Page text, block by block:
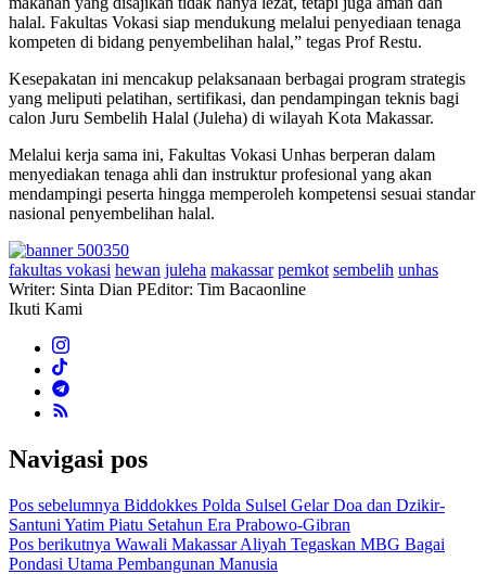
halal. Fakultas Vokasi siap mendukung melalui penyediaan tenaga
kompeten di bidang penyembelihan halal,” tegas Prof Restu.
Kesepakatan ini mencakup pelaksanaan berbagai program strategis
yang meliputi pelatihan, sertifikasi, dan pendampingan teknis bagi
calon Juru Sembelih Halal (Juleha) di wilayah Kota Makassar.
Melalui kerja sama ini, Fakultas Vokasi Unhas berperan dalam
menyediakan tenaga ahli dan instruktur profesional yang akan
mendampingi peserta hingga memperoleh kompetensi sesuai standar
nasional penyembelihan halal.
fakultas vokasi hewan juleha makassar pemkot sembelih unhas
Writer: Sinta Dian PEditor: Tim Bacaonline
Ikuti Kami
Navigasi pos
Pos sebelumnya Biddokkes Polda Sulsel Gelar Doa dan Dzikir-
Santuni Yatim Piatu Setahun Era Prabowo-Gibran
Pos berikutnya Wawali Makassar Aliyah Tegaskan MBG Bagai
Pondasi Utama Pembangunan Manusia